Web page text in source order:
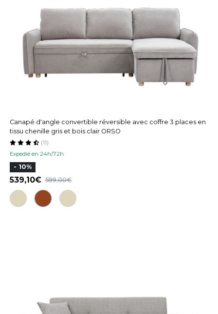
Canapé d'angle convertible réversible avec coffre 3 places en
tissu chenille gris et bois clair ORSO
Expedié en 24h/72h
(11)
- 10%
539,10 599,00